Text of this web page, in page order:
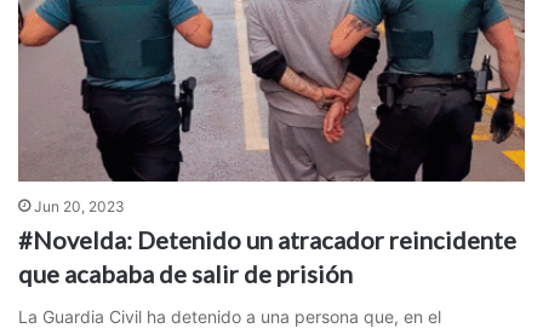
Jun 20, 2023
#Novelda: Detenido un atracador reincidente
que acababa de salir de prisión
La Guardia Civil ha detenido a una persona que, en el